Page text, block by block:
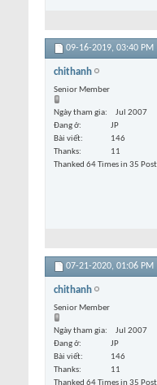
09-16-2019, 03:40 PM
chithanh
Senior Member
Ngày tham gia
Jul 2007
Đang ở
JP
Bài viết
146
Thanks
11
Thanked 64 Times in 35
07-21-2020, 01:06 PM
chithanh
Senior Member
Ngày tham gia
Jul 2007
Đang ở
JP
Bài viết
146
Thanks
11